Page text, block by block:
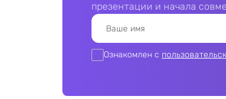
презентации и начала
Ознакомлен с